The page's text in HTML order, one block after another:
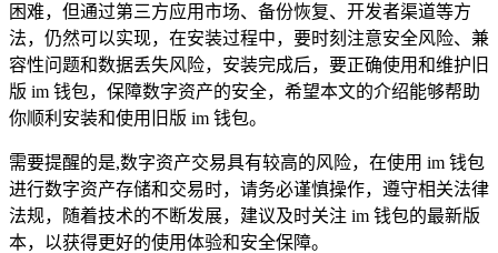
困难，但通过第三方应用市场、备份恢复、开发者渠道等方
法，仍然可以实现，在安装过程中，要时刻注意安全风险、兼
容性问题和数据丢失风险，安装完成后，要正确使用和维护旧
版 im 钱包，保障数字资产的安全，希望本文的介绍能够帮助
你顺利安装和使用旧版 im 钱包。
需要提醒的是,数字资产交易具有较高的风险，在使用 im 钱包
进行数字资产存储和交易时，请务必谨慎操作，遵守相关法律
法规，随着技术的不断发展，建议及时关注 im 钱包的最新版
本，以获得更好的使用体验和安全保障。